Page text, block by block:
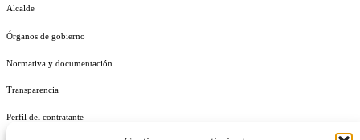
Alcalde
Órganos de gobierno
Normativa y documentación
Transparencia
Perfil del contratante